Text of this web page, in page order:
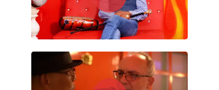
Hit enter to search or ESC to close